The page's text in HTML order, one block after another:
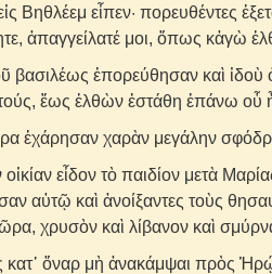
Βηθλέεμ εἶπεν· πορευθέντες
ἀπαγγείλατέ μοι, ὅπως κἀγὼ
βασιλέως ἐπορεύθησαν καὶ ἰδοὺ
ἕως ἐλθὼν ἐστάθη ἐπάνω οὗ
ἐχάρησαν χαρὰν μεγάλην
οἰκίαν εἶδον τὸ παιδίον μετὰ
αὐτῷ καὶ ἀνοίξαντες τοὺς
χρυσὸν καὶ λίβανον καὶ
κατ᾽ ὄναρ μὴ ἀνακάμψαι πρὸς